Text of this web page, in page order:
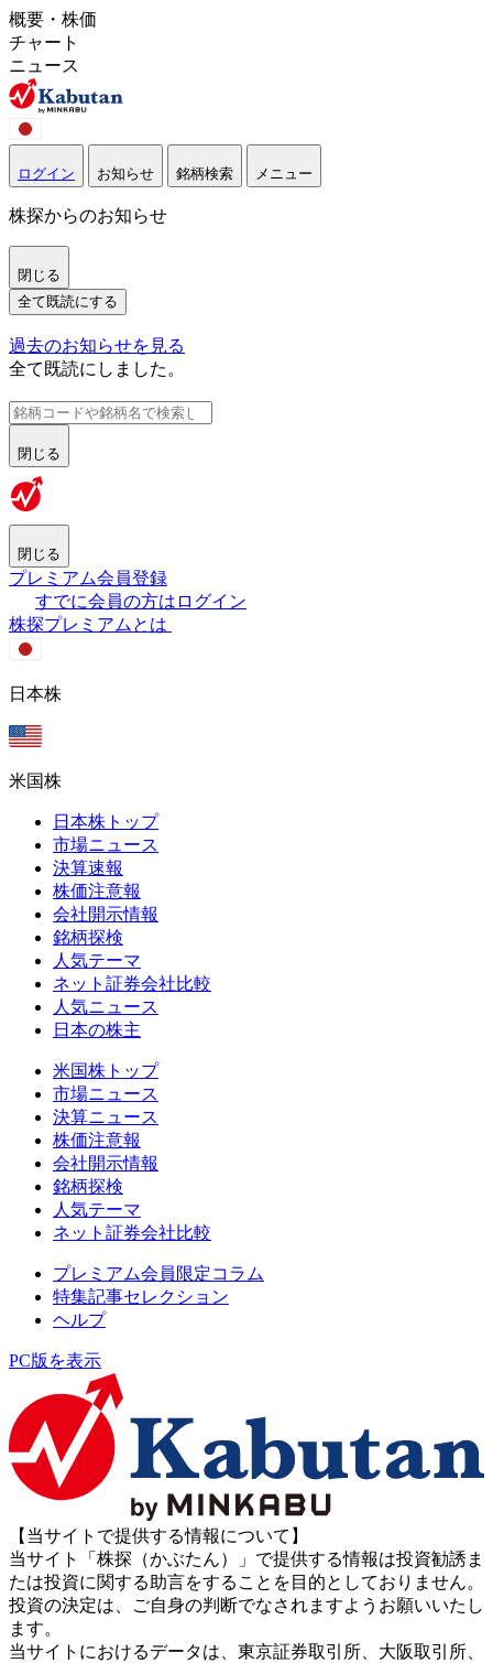
概要・株価
チャート
ニュース
ログイン お知らせ 銘柄検索 メニュー
株探からのお知らせ
閉じる
全て既読にする
過去のお知らせを見る
全て既読にしました。
閉じる
閉じる
プレミアム会員登録
すでに会員の方はログイン
株探プレミアムとは
日本株
米国株
日本株トップ
市場ニュース
決算速報
株価注意報
会社開示情報
銘柄探検
人気テーマ
ネット証券会社比較
人気ニュース
日本の株主
米国株トップ
市場ニュース
決算ニュース
株価注意報
会社開示情報
銘柄探検
人気テーマ
ネット証券会社比較
プレミアム会員限定コラム
特集記事セレクション
ヘルプ
PC版を表示
【当サイトで提供する情報について】
当サイト「株探（かぶたん）」で提供する情報は投資勧誘ま
たは投資に関する助言をすることを目的としておりません。
投資の決定は、ご自身の判断でなされますようお願いいたし
ます。
当サイトにおけるデータは、東京証券取引所、大阪取引所、